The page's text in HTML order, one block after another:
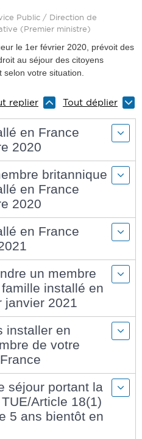
Public / Direction de
(Premier ministre)
le 1er février 2020, prévoit des
au séjour des citoyens
votre situation.
replier Tout déplier
en France
2020
britannique
en France
2020
en France
un membre
installé en
janvier 2021
installer en
de votre
séjour portant la
Article 18(1)
5 ans bientôt en